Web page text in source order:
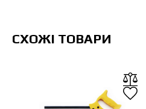
СХОЖІ ТОВАРИ